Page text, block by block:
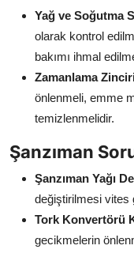
Yağ ve Soğutma
olarak kontrol
bakımı ihmal
Zamanlama
önlenmeli, emme
temizlenmelidir.
Şanzıman
Şanzıman Yağı
değiştirilmesi vites
Tork Konvertörü
gecikmelerin